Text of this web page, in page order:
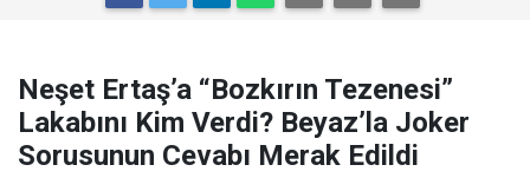
Neşet Ertaş’a “Bozkırın Tezenesi”
Lakabını Kim Verdi? Beyaz’la Joker
Sorusunun Cevabı Merak Edildi